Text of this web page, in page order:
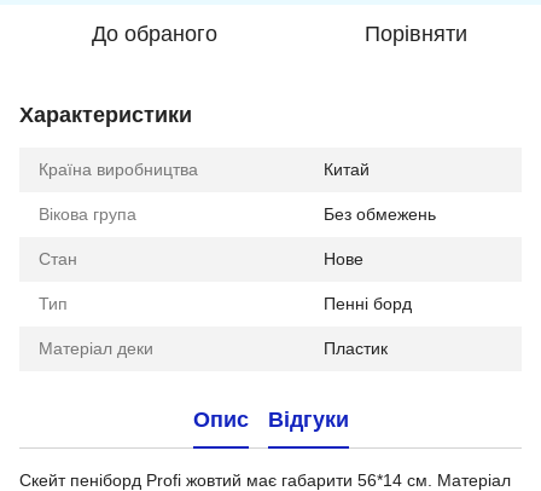
До обраного Порівняти
Характеристики
Країна виробництва Китай
Вікова група Без обмежень
Стан Нове
Тип Пенні борд
Матеріал деки Пластик
Опис Відгуки
Скейт пеніборд Profi жовтий має габарити 56*14 см. Матеріал